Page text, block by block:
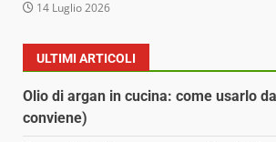
14 Luglio 2026
ULTIMI ARTICOLI
Olio di argan in cucina: come usarlo
conviene)